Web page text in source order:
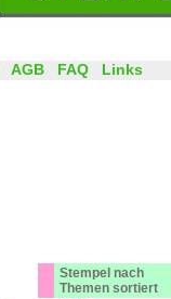
Stempel nach
Themen sortiert
AGB FAQ Links